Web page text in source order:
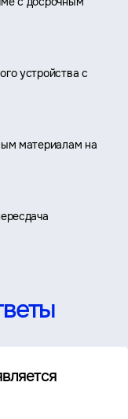
устройства с
материалам на